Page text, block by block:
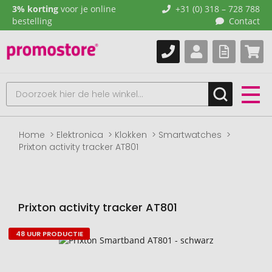
3% korting voor je online
bestelling
+31 (0) 318 – 728 788
Contact
Home Elektronica Klokken
Smartwatches
Prixton activity tracker AT801
Prixton activity tracker AT801
Naar
48 UUR PRODUCTIE